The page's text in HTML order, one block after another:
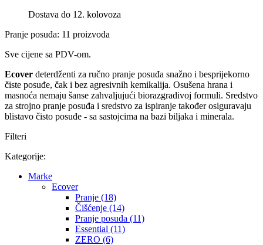
Dostava do 12. kolovoza
Pranje posuđa: 11 proizvoda
Sve cijene sa PDV-om.
Ecover deterdženti za ručno pranje posuđa snažno i besprijekorno
čiste posuđe, čak i bez agresivnih kemikalija. Osušena hrana i
masnoća nemaju šanse zahvaljujući biorazgradivoj formuli. Sredstvo
za strojno pranje posuđa i sredstvo za ispiranje također osiguravaju
blistavo čisto posuđe - sa sastojcima na bazi biljaka i minerala.
Filteri
Kategorije:
Marke
Ecover
Pranje (18)
Čišćenje (14)
Pranje posuđa (11)
Essential (11)
ZERO (6)